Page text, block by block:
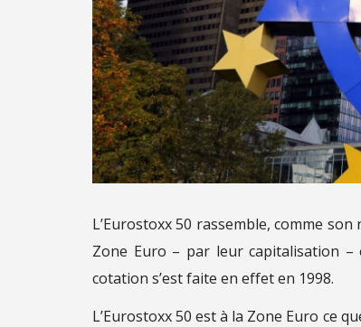
L’Eurostoxx 50 rassemble, comme
Zone Euro – par leur capitalisation –
cotation s’est faite en effet en 1998.
L’Eurostoxx 50 est à la Zone Euro ce